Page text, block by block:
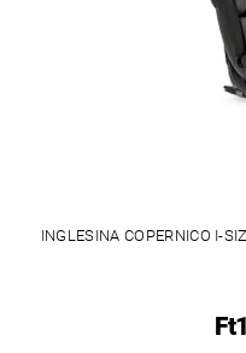
INGLESINA COPERNICO I-